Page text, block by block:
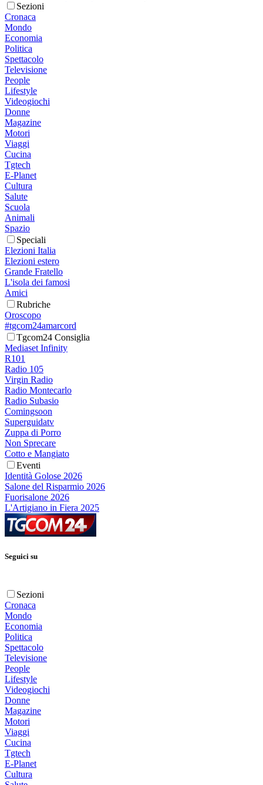
Sezioni
Cronaca
Mondo
Economia
Politica
Spettacolo
Televisione
People
Lifestyle
Videogiochi
Donne
Magazine
Motori
Viaggi
Cucina
Tgtech
E-Planet
Cultura
Salute
Scuola
Animali
Spazio
Speciali
Elezioni Italia
Elezioni estero
Grande Fratello
L'isola dei famosi
Amici
Rubriche
Oroscopo
#tgcom24amarcord
Tgcom24 Consiglia
Mediaset Infinity
R101
Radio 105
Virgin Radio
Radio Montecarlo
Radio Subasio
Comingsoon
Superguidatv
Zuppa di Porro
Non Sprecare
Cotto e Mangiato
Eventi
Identità Golose 2026
Salone del Risparmio 2026
Fuorisalone 2026
L'Artigiano in Fiera 2025
Seguici su
Sezioni
Cronaca
Mondo
Economia
Politica
Spettacolo
Televisione
People
Lifestyle
Videogiochi
Donne
Magazine
Motori
Viaggi
Cucina
Tgtech
E-Planet
Cultura